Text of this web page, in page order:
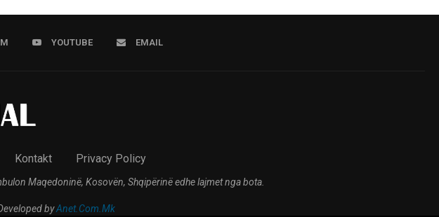
YOUTUBE EMAIL
Kontakt Privacy Policy
Maqedoninë, Kosovën, Shqipërinë edhe lajmet nga bota.
byAnet.Com.Mk